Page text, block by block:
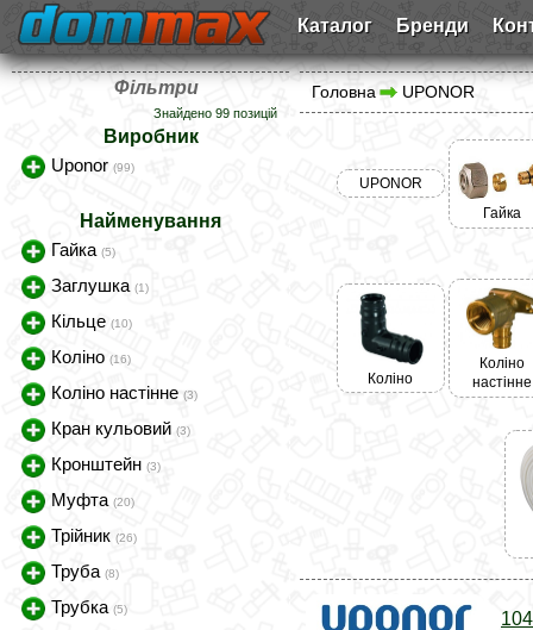
Каталог Бренди
Фільтри
Знайдено 99 позицій
Виробник
Uponor (99)
Найменування
Гайка (5)
Заглушка (1)
Кільце (10)
Коліно (16)
Коліно настінне (3)
Кран кульовий (3)
Кронштейн (3)
Муфта (20)
Трійник (26)
Труба (8)
Трубка (5)
Головна UPONOR
UPONOR
Гайка
Коліно
Коліно
настінне